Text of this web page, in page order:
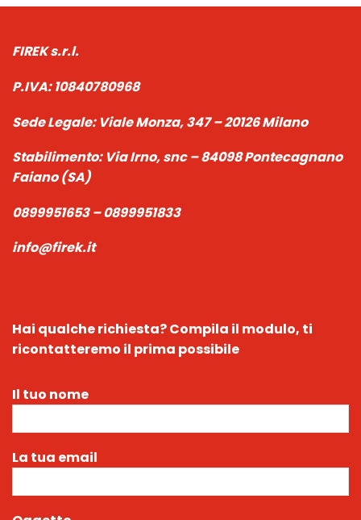
FIREK s.r.l.
P.IVA:10840780968
Sede Legale:Viale Monza, 347 – 20126 Milano
Stabilimento:Via Irno, snc – 84098 Pontecagnano
Faiano (SA)
0899951653 – 0899951833
info@firek.it
Hai qualche richiesta?Compila il modulo, ti
ricontatteremo il prima possibile
Il tuo nome
La tua email